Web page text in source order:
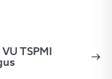
TSPMI